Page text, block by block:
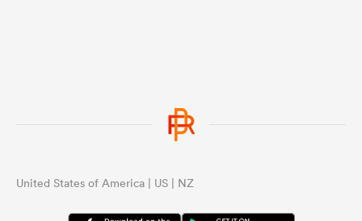
United States of America | US | NZ